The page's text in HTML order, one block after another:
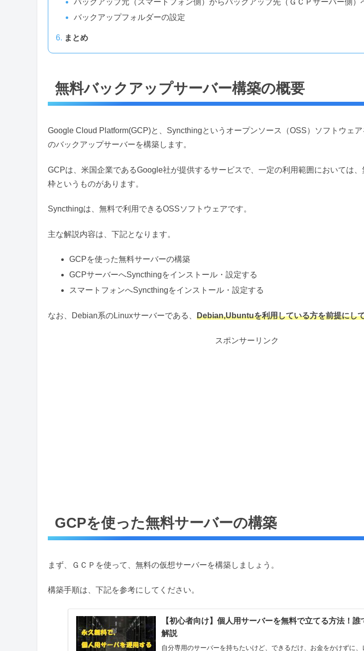
バックアップフォルダーの設定
まとめ
無料バックアップサーバー構築の概要
Google Cloud Platform(GCP)と、Syncthingというオープンソース（OSS）ソフトウェ
のバックアップサーバーを構築します。
GCPは、米国企業であるGoogle社が提供するサービスで、一定の利用範囲においては
枠というものがあります。
Syncthingは、無料で利用できるOSSソフトウェアです。
主な解説内容は、下記となります。
GCPを使った無料サーバーの構築
GCPサーバーへSyncthingをインストール・設定する
スマートフォンへSyncthingをインストール・設定する
なお、Debian系のLinuxサーバーである、 Debian,Ubuntuを利用している方を前提にし
スポンサーリンク
GCPを使った無料サーバーの構築
まず、ＧＣＰを使って、無料の仮想サーバーを構築しましょう。
構築手順は、下記を参考にしてください。
【初心者向け】個人用サーバーを無料で立てる方法！誰
解説
自分専用のサーバーを持ちたいけど、できるだけ、お金をかけずに、